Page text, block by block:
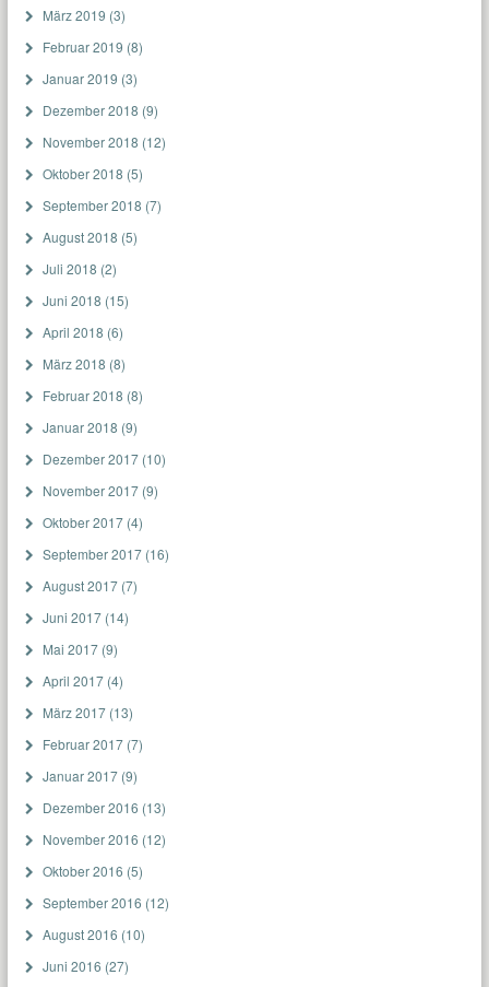
März 2019 (3)
Februar 2019 (8)
Januar 2019 (3)
Dezember 2018 (9)
November 2018 (12)
Oktober 2018 (5)
September 2018 (7)
August 2018 (5)
Juli 2018 (2)
Juni 2018 (15)
April 2018 (6)
März 2018 (8)
Februar 2018 (8)
Januar 2018 (9)
Dezember 2017(10)
November 2017(9)
Oktober 2017(4)
September 2017(16)
August 2017(7)
Juni 2017(14)
Mai 2017(9)
April 2017(4)
März 2017(13)
Februar 2017(7)
Januar 2017(9)
Dezember 2016 (13)
November 2016 (12)
Oktober 2016 (5)
September 2016 (12)
August 2016 (10)
Juni 2016 (27)